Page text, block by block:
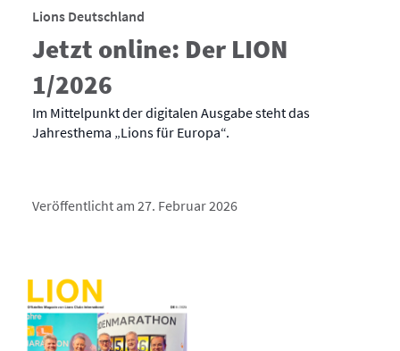
Lions Deutschland
Jetzt online: Der LION
1/2026
Im Mittelpunkt der digitalen Ausgabe steht das
Jahresthema „Lions für Europa“.
Veröffentlicht am 27. Februar 2026